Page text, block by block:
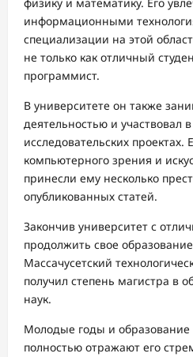
физику и математику. Его
информационными
специализации на этой
не только как отличный
программист.
В университете он также
деятельностью и участвовал
исследовательских проектах.
компьютерного зрения и
принесли ему несколько
опубликованных статей.
Закончив университет с
продолжить свое
Массачусетский
получил степень магистра в
наук.
Молодые годы и образование
полностью отражают его